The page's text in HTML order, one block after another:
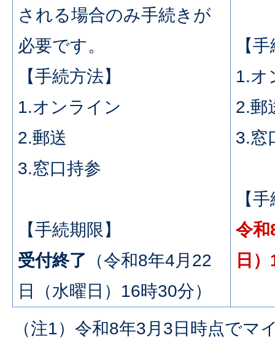
される場合のみ手続きが
必要です。
【手続方法】
1.オンライン
2.郵送
3.窓口持参
【手続期限】
受付終了 （令和8年4月22
日（水曜日）16時30分）
【
1.オ
2.郵
3.窓
【
令和
日
（注1）令和8年3月3日時点でマ